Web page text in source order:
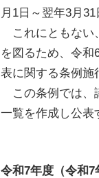
月1日～翌年3月
これにともない
を図るため、令
表に関する条例施
この条例では、
一覧を作成し公表
令和7年度（令和7